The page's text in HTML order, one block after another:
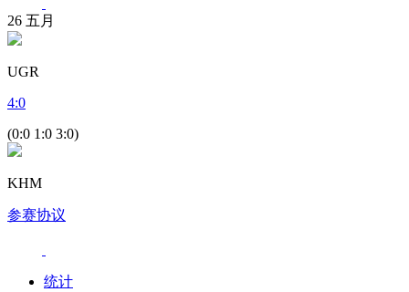
26 五月
UGR
4:0
(0:0 1:0 3:0)
KHM
参赛协议
统计